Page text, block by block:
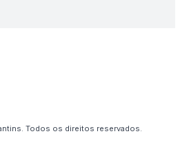
Todos os direitos reservados.